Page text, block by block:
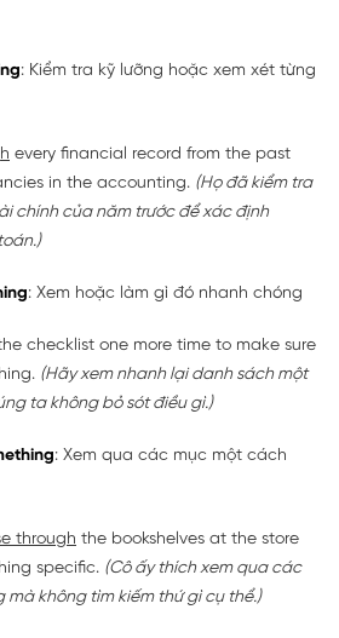
: Kiểm tra kỹ lưỡng hoặc xem xét từng
every financial record from the past
in the accounting. (Họ đã kiểm tra
chính của năm trước để xác định
: Xem hoặc làm gì đó nhanh chóng
checklist one more time to make sure
(Hãy xem nhanh lại danh sách một
ta không bỏ sót điều gì.)
: Xem qua các mục một cách
through the bookshelves at the store
specific. (Cô ấy thích xem qua các
không tìm kiếm thứ gì cụ thể.)